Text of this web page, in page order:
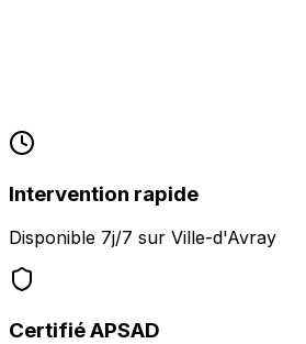
Intervention rapide
Disponible 7j/7 sur Ville-d'Avray
Certifié APSAD